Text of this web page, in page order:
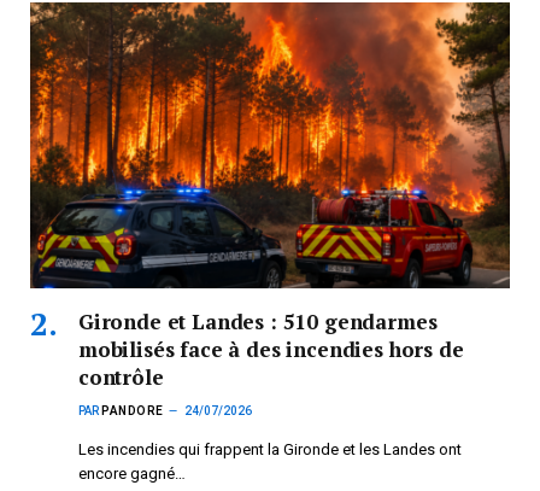
Gironde et Landes : 510 gendarmes
mobilisés face à des incendies hors de
contrôle
PAR PANDORE 24/07/2026
Les incendies qui frappent la Gironde et les Landes ont
encore gagné…